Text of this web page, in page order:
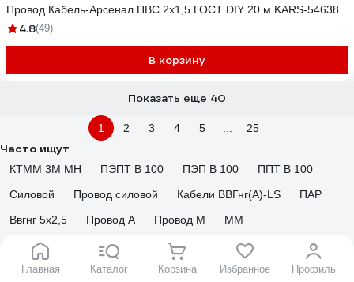
Главная Каталог Корзина Избранное Профиль
Провод Кабель-Арсенал ПВС 2x1,5 ГОСТ DIY 20 м KARS-54638
4.8(49)
В корзину
Показать еще 40
1 2 3 4 5 25
Часто ищут
КТММ 3М МН ПЭПТ В 100 ПЭП В 100
ППТ В 100
Силовой
Провод силовой Кабели ВВГнг(А)-LS
ПАР
Ввгнг 5х2,5
Провод А Провод М
ММ
Кабель 3 На 2,5 Гост
Медный Провод в Изоляции
ВВГнг(A)
ПВС У Провод монтажный Кабель 2Х1.5 Гост